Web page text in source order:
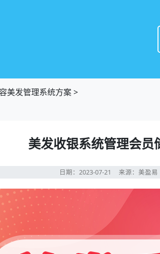
美发管理系统方案>
美发收银系统管理会员
日期：2023-07-21来源：美盈